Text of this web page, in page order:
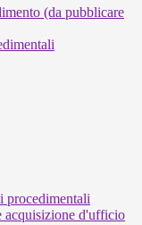
(da pubblicare
procedimentali
acquisizione d'ufficio